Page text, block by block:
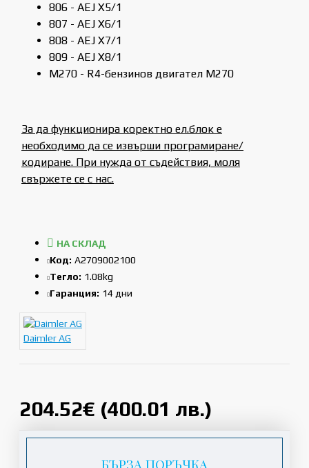
806 - AEJ X5/1
807 - AEJ X6/1
808 - AEJ X7/1
809 - AEJ X8/1
M270 - R4-бензинов двигател M270
За да функционира коректно ел.блок е
необходимо да се извърши програмиране/
кодиране. При нужда от съдействия, моля
свържете се с нас.
204.52€ (400.01 лв.)
НА СКЛАД
Код: A2709002100
Тегло: 1.08kg
Гаранция: 14 дни
Daimler AG
БЪРЗА ПОРЪЧКА